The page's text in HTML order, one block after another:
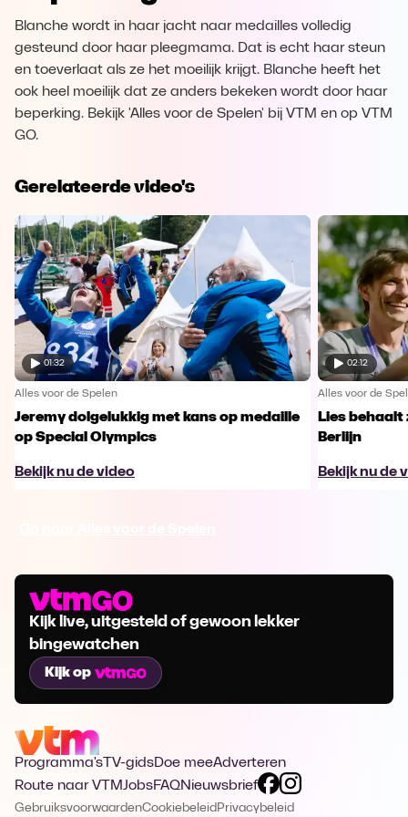
Blanche wordt in haar jacht naar medailles volledig
gesteund door haar pleegmama. Dat is echt haar steun
en toeverlaat als ze het moeilijk krijgt. Blanche heeft het
ook heel moeilijk dat ze anders bekeken wordt door haar
beperking. Bekijk 'Alles voor de Spelen' bij VTM en op VTM
GO.
Gerelateerde video's
01:32
Alles voor de Spelen
Jeremy dolgelukkig met kans op medaille
op Special Olympics
Bekijk nu de video
02:12
Alles voor de
Lies
Berlijn
Bekijk nu de
Kijk live, uitgesteld of gewoon lekker
bingewatchen
Kijk op
Programma's TV-gidsDoe meeAdverteren
Route naar VTMJobsFAQNieuwsbrief
GebruiksvoorwaardenCookiebeleid Privacybeleid